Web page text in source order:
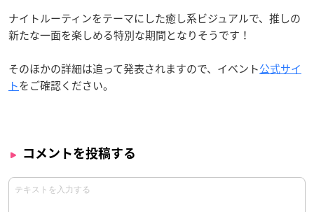
ナイトルーティンをテーマにした癒し系ビジュアルで、推しの
新たな一面を楽しめる特別な期間となりそうです！
そのほかの詳細は追って発表されますので、イベント公式サイ
トをご確認ください。
コメントを投稿する